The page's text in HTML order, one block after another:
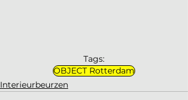
Tags:
OBJECT Rotterdam
Interieurbeurzen